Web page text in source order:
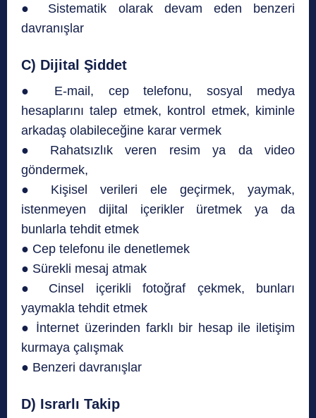
● Sistematik olarak devam eden benzeri
davranışlar
C) Dijital Şiddet
● E-mail, cep telefonu, sosyal medya
hesaplarını talep etmek, kontrol etmek, kiminle
arkadaş olabileceğine karar vermek
● Rahatsızlık veren resim ya da video
göndermek,
● Kişisel verileri ele geçirmek, yaymak,
istenmeyen dijital içerikler üretmek ya da
bunlarla tehdit etmek
● Cep telefonu ile denetlemek
● Sürekli mesaj atmak
● Cinsel içerikli fotoğraf çekmek, bunları
yaymakla tehdit etmek
● İnternet üzerinden farklı bir hesap ile iletişim
kurmaya çalışmak
● Benzeri davranışlar
D) Israrlı Takip